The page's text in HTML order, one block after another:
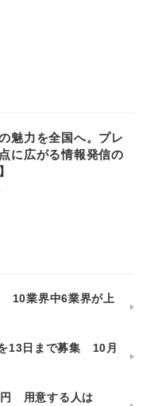
魅力を全国へ。プレ
に広がる情報発信の
10業界中6業界が上
13日まで募集 10月
円 用意する人は